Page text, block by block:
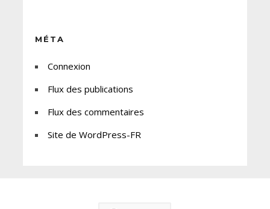
MÉTA
Connexion
Flux des publications
Flux des commentaires
Site de WordPress-FR